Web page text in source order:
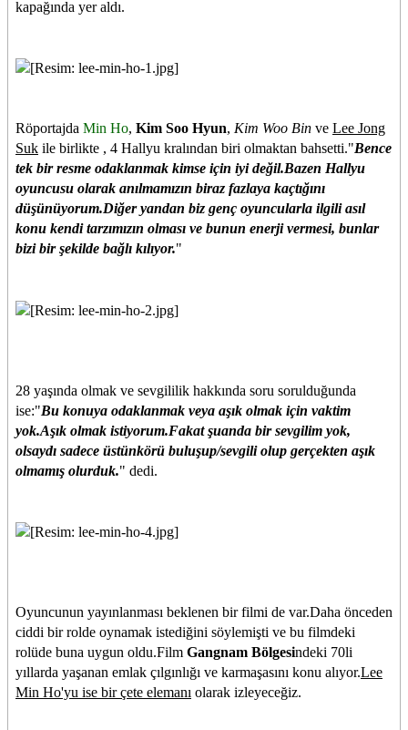
kapağında yer aldı.
Röportajda Min Ho, Kim Soo Hyun, Kim Woo Bin ve Lee Jong
Suk ile birlikte , 4 Hallyu kralından biri olmaktan bahsetti."Bence
tek bir resme odaklanmak kimse için iyi değil.Bazen Hallyu
oyuncusu olarak anılmamızın biraz fazlaya kaçtığını
düşünüyorum.Diğer yandan biz genç oyuncularla ilgili asıl
konu kendi tarzımızın olması ve bunun enerji vermesi, bunlar
bizi bir şekilde bağlı kılıyor."
28 yaşında olmak ve sevgililik hakkında soru sorulduğunda
ise:"Bu konuya odaklanmak veya aşık olmak için vaktim
yok.Aşık olmak istiyorum.Fakat şuanda bir sevgilim yok,
olsaydı sadece üstünkörü buluşup/sevgili olup gerçekten aşık
olmamış olurduk." dedi.
Oyuncunun yayınlanması beklenen bir filmi de var.Daha önceden
ciddi bir rolde oynamak istediğini söylemişti ve bu filmdeki
rolüde buna uygun oldu.Film Gangnam Bölgesindeki 70li
yıllarda yaşanan emlak çılgınlığı ve karmaşasını konu alıyor.Lee
Min Ho'yu ise bir çete elemanı olarak izleyeceğiz.